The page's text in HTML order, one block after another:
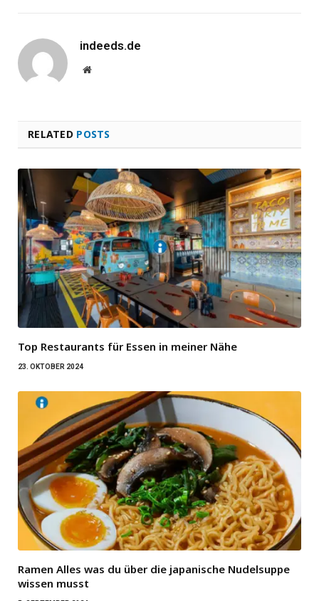
indeeds.de
Website
RELATED POSTS
Top Restaurants für Essen in meiner Nähe
23. OKTOBER 2024
Ramen Alles was du über die japanische Nudelsuppe
wissen musst